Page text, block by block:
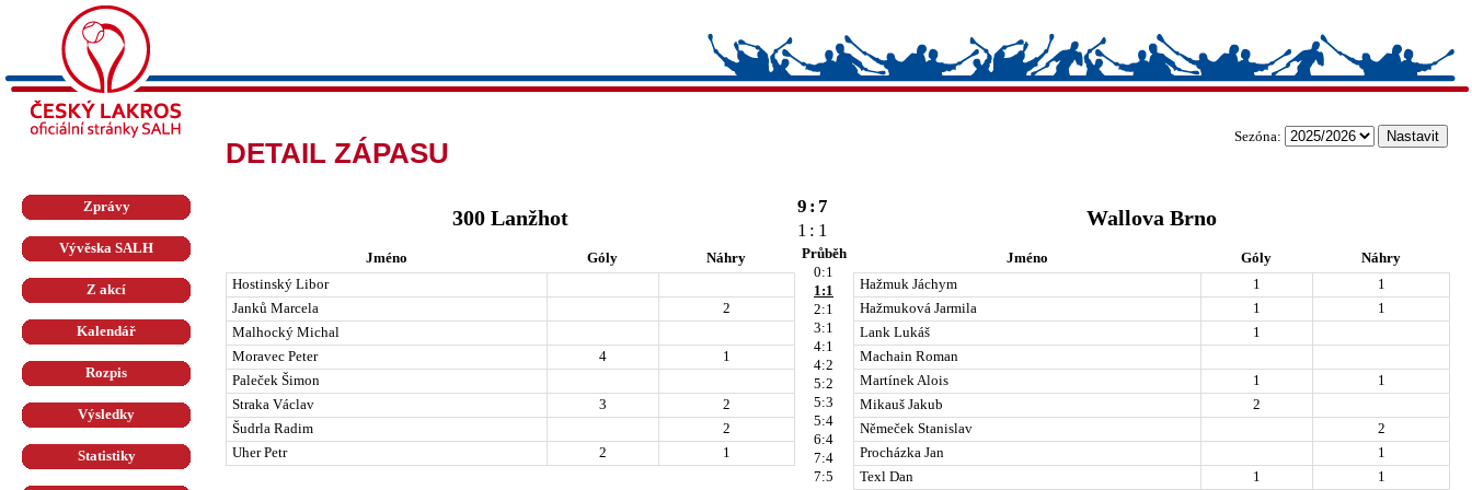
DETAIL ZÁPASU
Sezóna:
Zprávy
Vývěska SALH
Z akcí
Kalendář
Rozpis
Výsledky
Statistiky
300 Lanžhot 9 : 7
1 : 1
Wallova Brno
Jméno Góly
Náhry
Hostinský Libor
Janků Marcela
2
Malhocký Michal
Moravec Peter
4
1
Paleček Šimon
Straka Václav
3
2
Šudrla Radim
2
Uher Petr
2 1
Průběh
0:1
1:1
2:1
3:1
4:1
4:2
5:2
5:3
5:4
6:4
7:4
7:5
Jméno Góly
Náhry
Hažmuk Jáchym
1
1
Hažmuková Jarmila
1
1
Lank Lukáš
1
Machain Roman
Martínek Alois
1
1
Mikauš Jakub
2
Němeček Stanislav
2
Procházka Jan
1
Texl Dan
1 1